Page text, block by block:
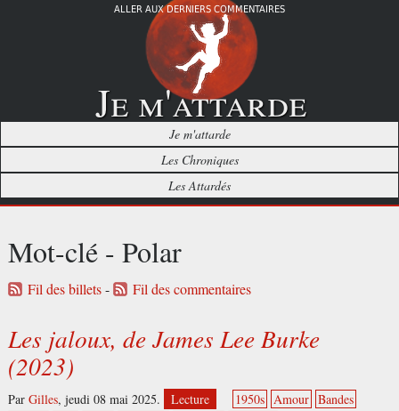
ALLER AUX DERNIERS COMMENTAIRES
Je m'attarde
Je m'attarde
Les Chroniques
Les Attardés
Mot-clé - Polar
Fil des billets- Fil des commentaires
Les jaloux, de James Lee Burke
(2023)
Par Gilles, jeudi 08 mai 2025. Lecture 1950s Amour Bandes